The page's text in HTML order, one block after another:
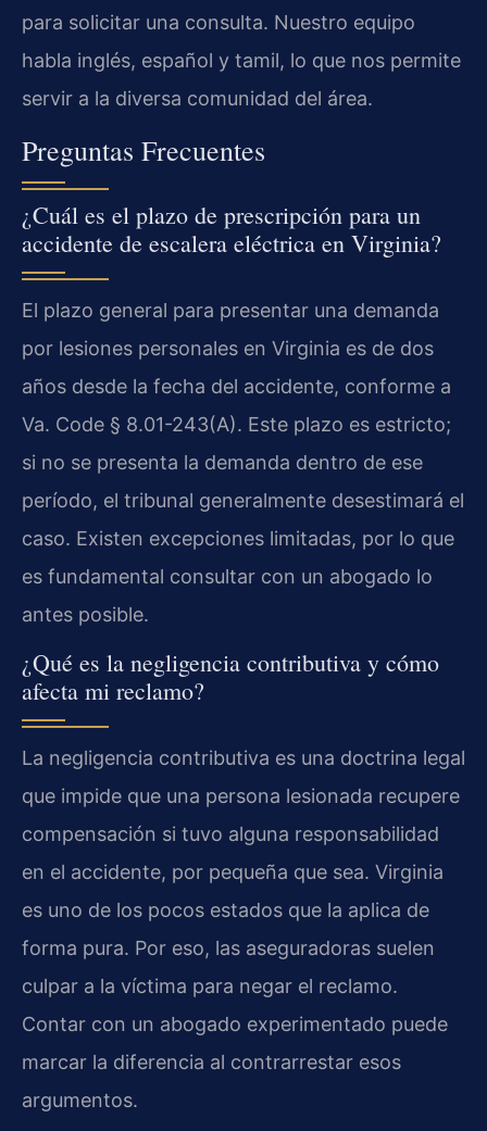
para solicitar una consulta. Nuestro equipo
habla inglés, español y tamil, lo que nos permite
servir a la diversa comunidad del área.
Preguntas Frecuentes
¿Cuál es el plazo de prescripción para un
accidente de escalera eléctrica en Virginia?
El plazo general para presentar una demanda
por lesiones personales en Virginia es de dos
años desde la fecha del accidente, conforme a
Va. Code § 8.01-243(A). Este plazo es estricto;
si no se presenta la demanda dentro de ese
período, el tribunal generalmente desestimará el
caso. Existen excepciones limitadas, por lo que
es fundamental consultar con un abogado lo
antes posible.
¿Qué es la negligencia contributiva y cómo
afecta mi reclamo?
La negligencia contributiva es una doctrina legal
que impide que una persona lesionada recupere
compensación si tuvo alguna responsabilidad
en el accidente, por pequeña que sea. Virginia
es uno de los pocos estados que la aplica de
forma pura. Por eso, las aseguradoras suelen
culpar a la víctima para negar el reclamo.
Contar con un abogado experimentado puede
marcar la diferencia al contrarrestar esos
argumentos.